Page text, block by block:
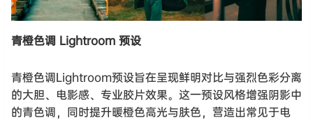
青橙色调 Lightroom 预设
青橙色调Lightroom预设旨在呈现鲜明对比与强烈色彩分离
的大胆、电影感、专业胶片效果。这一预设风格增强阴影中
的青色调，同时提升暖橙色高光与肤色，营造出常见于电